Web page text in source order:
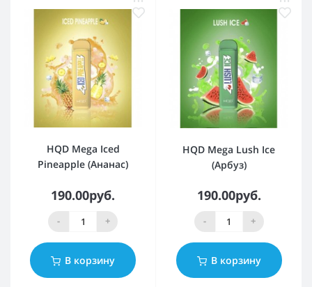
HQD Mega Iced
Pineapple (Ананас)
190.00руб.
- +
В корзину
HQD Mega Lush Ice
(Арбуз)
190.00руб.
- +
В корзину